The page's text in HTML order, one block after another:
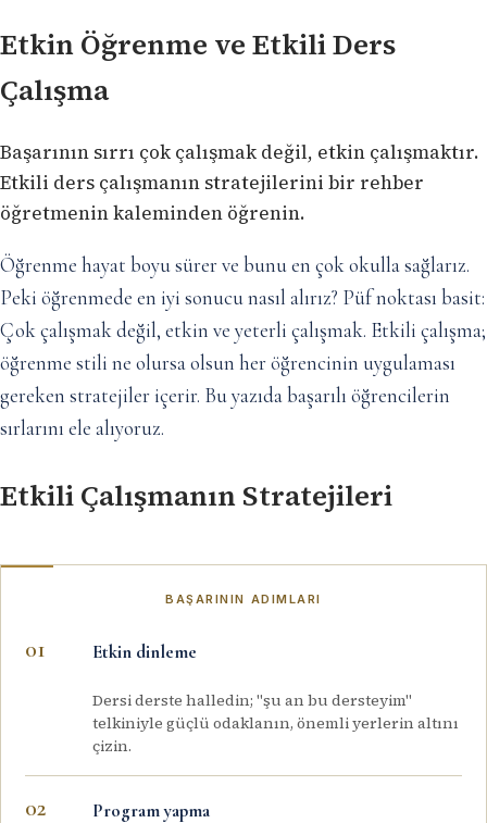
Etkin Öğrenme ve Etkili Ders
Çalışma
Başarının sırrı çok çalışmak değil, etkin çalışmaktır.
Etkili ders çalışmanın stratejilerini bir rehber
öğretmenin kaleminden öğrenin.
Öğrenme hayat boyu sürer ve bunu en çok okulla sağlarız.
Peki öğrenmede en iyi sonucu nasıl alırız? Püf noktası basit:
Çok çalışmak değil, etkin ve yeterli çalışmak. Etkili çalışma;
öğrenme stili ne olursa olsun her öğrencinin uygulaması
gereken stratejiler içerir. Bu yazıda başarılı öğrencilerin
sırlarını ele alıyoruz.
Etkili Çalışmanın Stratejileri
BAŞARININ ADIMLARI
Etkin dinleme
Dersi derste halledin; "şu an bu dersteyim"
telkiniyle güçlü odaklanın, önemli yerlerin altını
çizin.
Program yapma